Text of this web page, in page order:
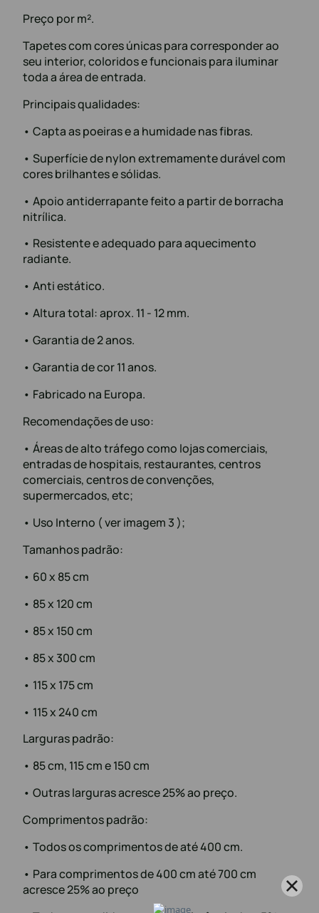
Preço por m².
Tapetes com cores únicas para corresponder ao
seu interior, coloridos e funcionais para iluminar
toda a área de entrada.
Principais qualidades:
• Capta as poeiras e a humidade nas fibras.
• Superfície de nylon extremamente durável com
cores brilhantes e sólidas.
• Apoio antiderrapante feito a partir de borracha
nitrílica.
• Resistente e adequado para aquecimento
radiante.
• Anti estático.
• Altura total: aprox. 11 - 12 mm.
• Garantia de 2 anos.
• Garantia de cor 11 anos.
• Fabricado na Europa.
Recomendações de uso:
• Áreas de alto tráfego como lojas comerciais,
entradas de hospitais, restaurantes, centros
comerciais, centros de convenções,
supermercados, etc;
• Uso Interno ( ver imagem 3 );
Tamanhos padrão:
• 60 x 85 cm
• 85 x 120 cm
• 85 x 150 cm
• 85 x 300 cm
• 115 x 175 cm
• 115 x 240 cm
Larguras padrão:
• 85 cm, 115 cm e 150 cm
• Outras larguras acresce 25% ao preço.
Comprimentos padrão:
• Todos os comprimentos de até 400 cm.
• Para comprimentos de 400 cm até 700 cm
acresce 25% ao preço